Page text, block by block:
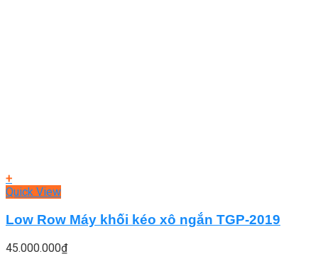
+
Quick View
Low Row Máy khối kéo xô ngắn TGP-2019
45.000.000₫